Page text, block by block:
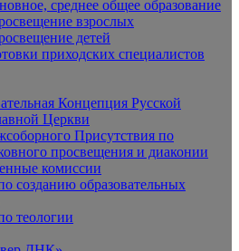
среднее общее образование
взрослых
детей
приходских специалистов
Концепция Русской
Церкви
Присутствия по
просвещения и диаконии
комиссии
созданию образовательных
теологии